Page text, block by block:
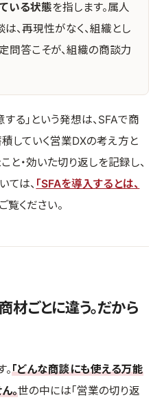
いる状態を指します。属人
、再現性がなく、組織とし
問答こそが、組織の商談力
る」という発想は、SFAで商
していく営業DXの考え方と
と・効いた切り返しを記録し、
ては、 「SFAを導入するとは、
覧ください。
ごとに違う。だから
「どんな商談にも使える万能
。世の中には「営業の切り返